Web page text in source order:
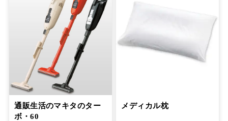
通販生活のマキタのター
ボ・60
メディカル枕